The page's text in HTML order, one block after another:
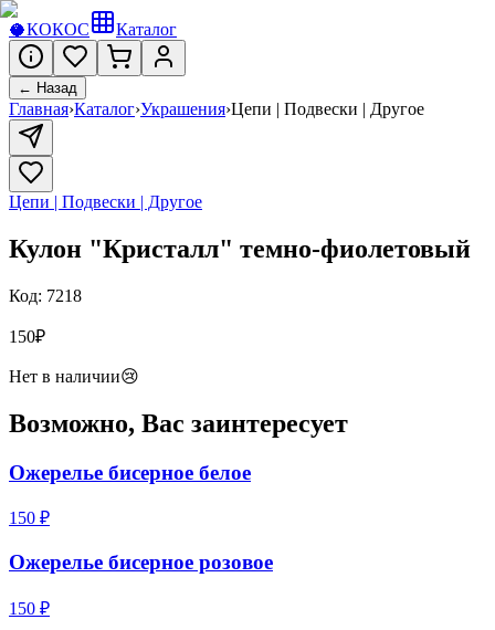
🥥КОКОС Каталог
← Назад
Главная›Каталог›Украшения›Цепи | Подвески | Другое
Цепи | Подвески | Другое
Кулон "Кристалл" темно-фиолетовый
Код: 7218
150₽
Нет в наличии😢
Возможно, Вас заинтересует
Ожерелье бисерное белое
150 ₽
Ожерелье бисерное розовое
150 ₽